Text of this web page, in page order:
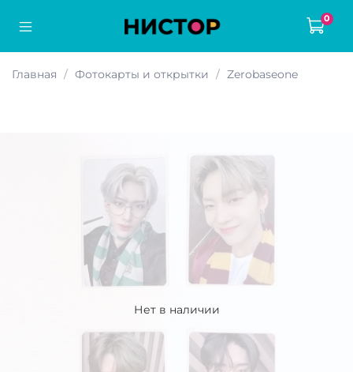
0
Главная Фотокарты и открытки Zerobaseone
Нет в наличии